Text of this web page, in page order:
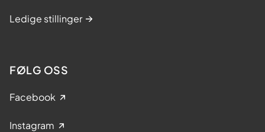
Ledige stillinger
FØLG OSS
Facebook
Instagram